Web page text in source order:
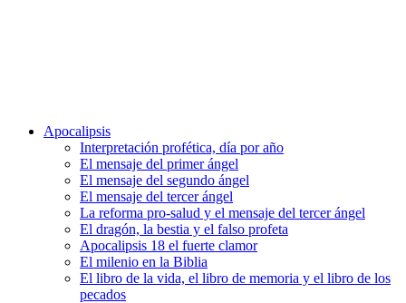
Apocalipsis
Interpretación profética, día por año
El mensaje del primer ángel
El mensaje del segundo ángel
El mensaje del tercer ángel
La reforma pro-salud y el mensaje del tercer ángel
El dragón, la bestia y el falso profeta
Apocalipsis 18 el fuerte clamor
El milenio en la Biblia
El libro de la vida, el libro de memoria y el libro de los
pecados